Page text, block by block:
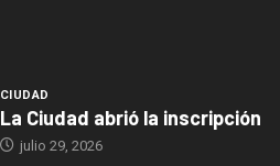
CIUDAD
La Ciudad abrió la inscripción
julio 29, 2026